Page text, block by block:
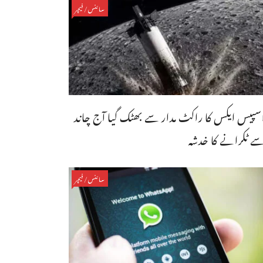
سائنس/فیچر
ایکس کا راکٹ مدار سے بھٹک گیا آج چاند
ٹکرانے کا خدشہ
سائنس/فیچر